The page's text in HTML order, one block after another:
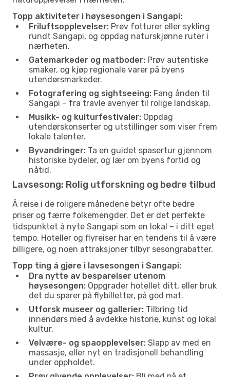
Topp aktiviteter i høysesongen i Sangapi:
Friluftsopplevelser: Prøv fotturer eller sykling
rundt Sangapi, og oppdag naturskjønne ruter i
nærheten.
Gatemarkeder og matboder: Prøv autentiske
smaker, og kjøp regionale varer på byens
utendørsmarkeder.
Fotografering og sightseeing: Fang ånden til
Sangapi – fra travle avenyer til rolige landskap.
Musikk- og kulturfestivaler: Oppdag
utendørskonserter og utstillinger som viser frem
lokale talenter.
Byvandringer: Ta en guidet spasertur gjennom
historiske bydeler, og lær om byens fortid og
nåtid.
Lavsesong: Rolig utforskning og bedre tilbud
Å reise i de roligere månedene betyr ofte bedre
priser og færre folkemengder. Det er det perfekte
tidspunktet å nyte Sangapi som en lokal – i ditt eget
tempo. Hoteller og flyreiser har en tendens til å være
billigere, og noen attraksjoner tilbyr sesongrabatter.
Topp ting å gjøre i lavsesongen i Sangapi:
Dra nytte av besparelser utenom
høysesongen: Oppgrader hotellet ditt, eller bruk
det du sparer på flybilletter, på god mat.
Utforsk museer og gallerier: Tilbring tid
innendørs med å avdekke historie, kunst og lokal
kultur.
Velvære- og spaopplevelser: Slapp av med en
massasje, eller nyt en tradisjonell behandling
under oppholdet.